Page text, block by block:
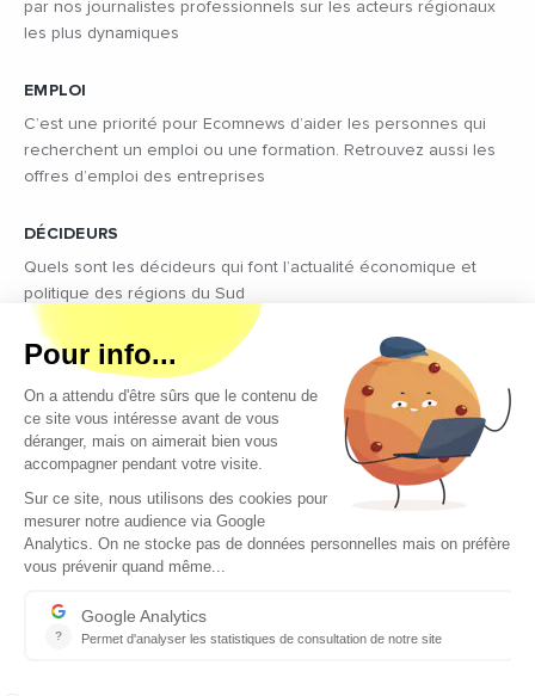
par nos journalistes professionnels sur les acteurs régionaux
les plus dynamiques
EMPLOI
C’est une priorité pour Ecomnews d’aider les personnes qui
recherchent un emploi ou une formation. Retrouvez aussi les
offres d’emploi des entreprises
DÉCIDEURS
Quels sont les décideurs qui font l’actualité économique et
politique des régions du Sud
Copyright © 2026 - Tous droits réservés
Qui sommes-nous ?
Contact
Conditions générales d’utilisation